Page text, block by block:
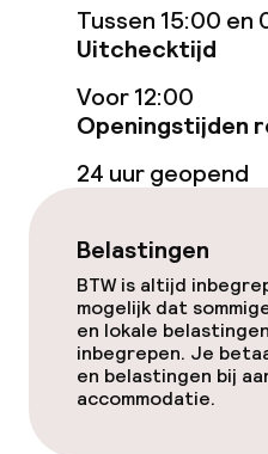
Eet- en
Restaurant
Bar
Eet- en drinkdiensten
Ontbijtbuffet
Lunch à la carte
Diner à la carte
Tussen 15:00 en
Uitchecktijd
Voor 12:00
Openingstijden
24 uur geopend
Belastingen
BTW is altijd
mogelijk dat
en lokale
inbegrepen. Je
en belastingen bij
accommodatie.